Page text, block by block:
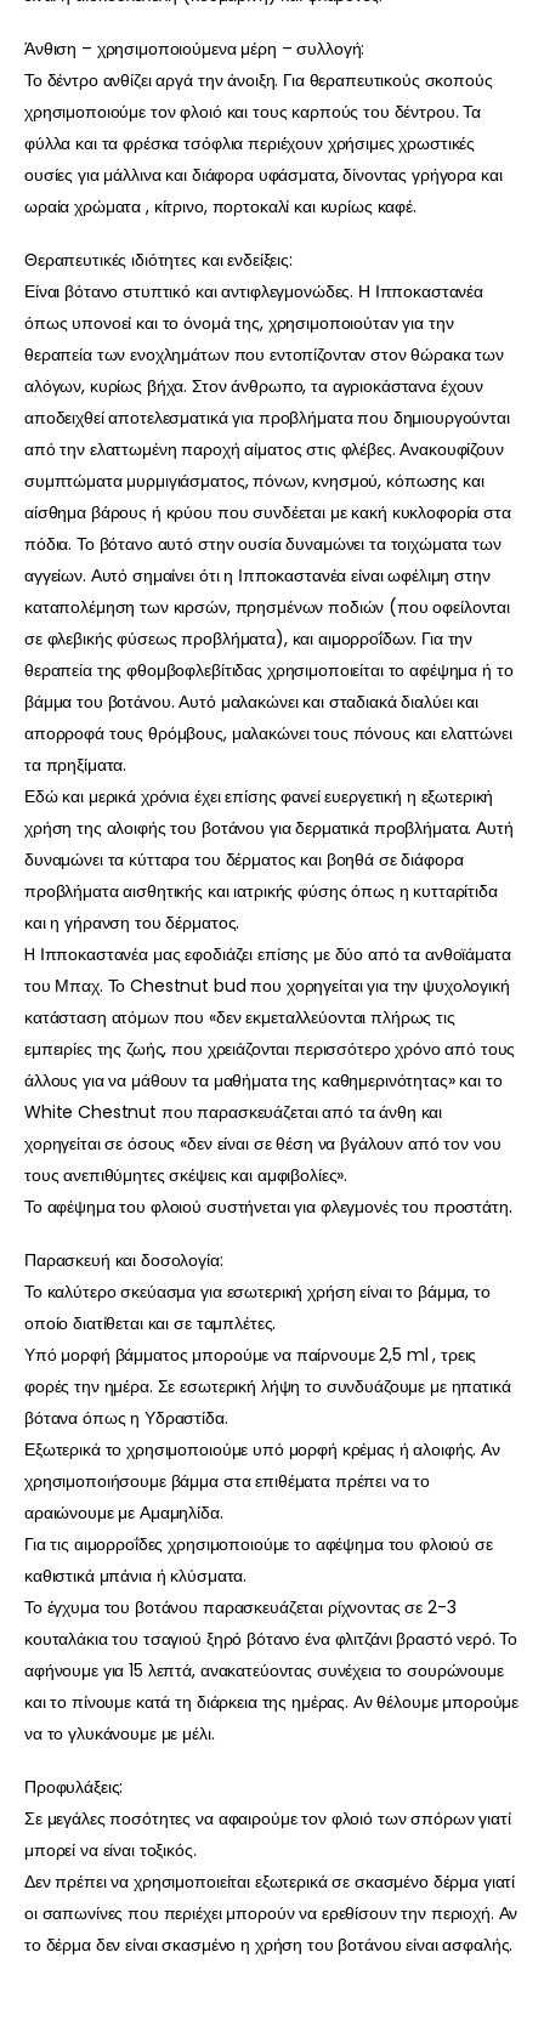
Άνθιση – χρησιμοποιούμενα μέρη – συλλογή:
Το δέντρο ανθίζει αργά την άνοιξη. Για θεραπευτικούς σκοπούς
χρησιμοποιούμε τον φλοιό και τους καρπούς του δέντρου. Τα
φύλλα και τα φρέσκα τσόφλια περιέχουν χρήσιμες χρωστικές
ουσίες για μάλλινα και διάφορα υφάσματα, δίνοντας γρήγορα και
ωραία χρώματα , κίτρινο, πορτοκαλί και κυρίως καφέ.
Θεραπευτικές ιδιότητες και ενδείξεις:
Είναι βότανο στυπτικό και αντιφλεγμονώδες. Η Ιπποκαστανέα
όπως υπονοεί και το όνομά της, χρησιμοποιούταν για την
θεραπεία των ενοχλημάτων που εντοπίζονταν στον θώρακα των
αλόγων, κυρίως βήχα. Στον άνθρωπο, τα αγριοκάστανα έχουν
αποδειχθεί αποτελεσματικά για προβλήματα που δημιουργούνται
από την ελαττωμένη παροχή αίματος στις φλέβες. Ανακουφίζουν
συμπτώματα μυρμιγιάσματος, πόνων, κνησμού, κόπωσης και
αίσθημα βάρους ή κρύου που συνδέεται με κακή κυκλοφορία στα
πόδια. Το βότανο αυτό στην ουσία δυναμώνει τα τοιχώματα των
αγγείων. Αυτό σημαίνει ότι η Ιπποκαστανέα είναι ωφέλιμη στην
καταπολέμηση των κιρσών, πρησμένων ποδιών (που οφείλονται
σε φλεβικής φύσεως προβλήματα), και αιμορροΐδων. Για την
θεραπεία της φθομβοφλεβίτιδας χρησιμοποιείται το αφέψημα ή το
βάμμα του βοτάνου. Αυτό μαλακώνει και σταδιακά διαλύει και
απορροφά τους θρόμβους, μαλακώνει τους πόνους και ελαττώνει
τα πρηξίματα.
Εδώ και μερικά χρόνια έχει επίσης φανεί ευεργετική η εξωτερική
χρήση της αλοιφής του βοτάνου για δερματικά προβλήματα. Αυτή
δυναμώνει τα κύτταρα του δέρματος και βοηθά σε διάφορα
προβλήματα αισθητικής και ιατρικής φύσης όπως η κυτταρίτιδα
και η γήρανση του δέρματος.
H Ιπποκαστανέα μας εφοδιάζει επίσης με δύο από τα ανθοϊάματα
του Μπαχ. Το Chestnut bud που χορηγείται για την ψυχολογική
κατάσταση ατόμων που «δεν εκμεταλλεύονται πλήρως τις
εμπειρίες της ζωής, που χρειάζονται περισσότερο χρόνο από τους
άλλους για να μάθουν τα μαθήματα της καθημερινότητας» και το
White Chestnut που παρασκευάζεται από τα άνθη και
χορηγείται σε όσους «δεν είναι σε θέση να βγάλουν από τον νου
τους ανεπιθύμητες σκέψεις και αμφιβολίες».
Το αφέψημα του φλοιού συστήνεται για φλεγμονές του προστάτη.
Παρασκευή και δοσολογία:
Το καλύτερο σκεύασμα για εσωτερική χρήση είναι το βάμμα, το
οποίο διατίθεται και σε ταμπλέτες.
Υπό μορφή βάμματος μπορούμε να παίρνουμε 2,5 ml , τρεις
φορές την ημέρα. Σε εσωτερική λήψη το συνδυάζουμε με ηπατικά
βότανα όπως η Υδραστίδα.
Εξωτερικά το χρησιμοποιούμε υπό μορφή κρέμας ή αλοιφής. Αν
χρησιμοποιήσουμε βάμμα στα επιθέματα πρέπει να το
αραιώνουμε με Αμαμηλίδα.
Για τις αιμορροΐδες χρησιμοποιούμε το αφέψημα του φλοιού σε
καθιστικά μπάνια ή κλύσματα.
Το έγχυμα του βοτάνου παρασκευάζεται ρίχνοντας σε 2-3
κουταλάκια του τσαγιού ξηρό βότανο ένα φλιτζάνι βραστό νερό. Το
αφήνουμε για 15 λεπτά, ανακατεύοντας συνέχεια το σουρώνουμε
και το πίνουμε κατά τη διάρκεια της ημέρας. Αν θέλουμε μπορούμε
να το γλυκάνουμε με μέλι.
Προφυλάξεις:
Σε μεγάλες ποσότητες να αφαιρούμε τον φλοιό των σπόρων γιατί
μπορεί να είναι τοξικός.
Δεν πρέπει να χρησιμοποιείται εξωτερικά σε σκασμένο δέρμα γιατί
οι σαπωνίνες που περιέχει μπορούν να ερεθίσουν την περιοχή. Αν
το δέρμα δεν είναι σκασμένο η χρήση του βοτάνου είναι ασφαλής.